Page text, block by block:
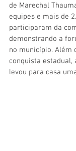
de Marechal
equipes e mais de
participaram da
demonstrando a
no município. Além
conquista estadual,
levou para casa